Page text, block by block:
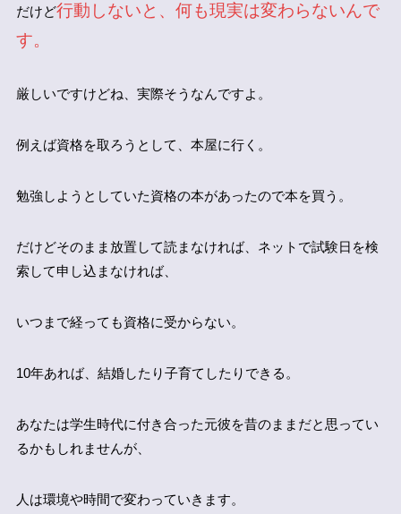
だけど行動しないと、何も現実は変わらないんで
す。
厳しいですけどね、実際そうなんですよ。
例えば資格を取ろうとして、本屋に行く。
勉強しようとしていた資格の本があったので本を買う。
だけどそのまま放置して読まなければ、ネットで試験日を検
索して申し込まなければ、
いつまで経っても資格に受からない。
10年あれば、結婚したり子育てしたりできる。
あなたは学生時代に付き合った元彼を昔のままだと思ってい
るかもしれませんが、
人は環境や時間で変わっていきます。